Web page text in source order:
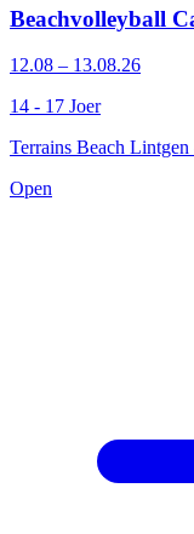
Beachvolleyball
12.08 – 13.08.26
14 - 17 Joer
Terrains Beach
Open